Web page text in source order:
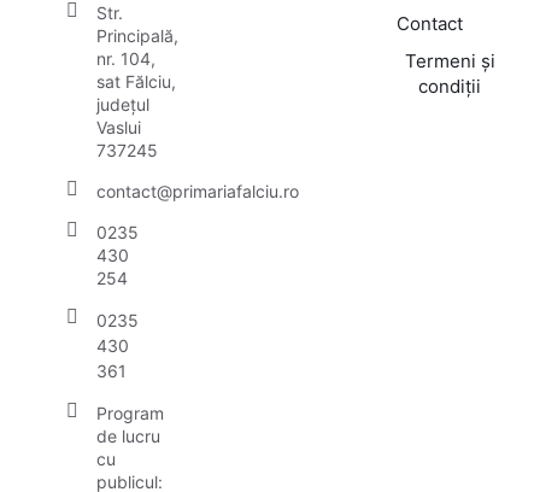
Str.
Principală,
nr. 104,
sat Fălciu,
județul
Vaslui
737245
contact@primariafalciu.ro
0235
430
254
0235
430
361
Program
de lucru
cu
publicul:
Contact
Termeni și
condiții